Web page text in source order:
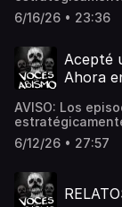
este proyecto
comunidad.
dime qué te
paranormal?
Hosted on
6/16/26 • 23:36
Acepté
Ahora
AVISO: Los
este proyecto
Espero en
díganme qué
¿Tienes una
6/12/26 • 27:57